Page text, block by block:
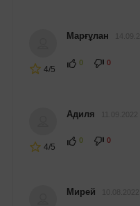
4/5
Марғұлан
0 0
4/5
Адиля
0 0
Мирей